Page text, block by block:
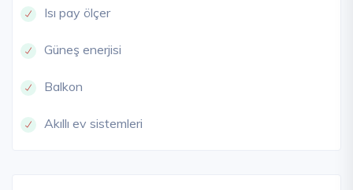
Isı pay ölçer
Güneş enerjisi
Balkon
Akıllı ev sistemleri